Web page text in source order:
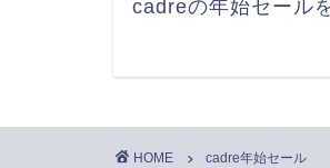
cadreの年始セール
HOME cadre年始セール